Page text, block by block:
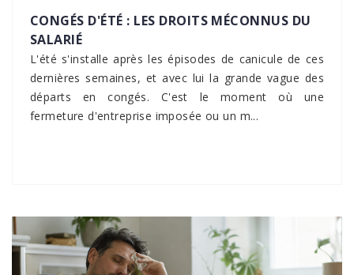
CONGÉS D'ÉTÉ : LES DROITS MÉCONNUS DU
SALARIÉ
L'été s'installe après les épisodes de canicule de ces
dernières semaines, et avec lui la grande vague des
départs en congés. C'est le moment où une
fermeture d'entreprise imposée ou un m...